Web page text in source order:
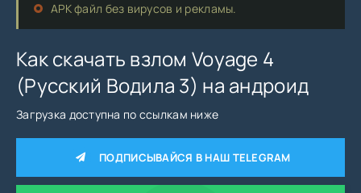
APK файл без вирусов и рекламы.
Как скачать взлом Voyage 4
(Русский Водила 3) на андроид
Загрузка доступна по ссылкам ниже
ПОДПИСЫВАЙСЯ В НАШ TELEGRAM